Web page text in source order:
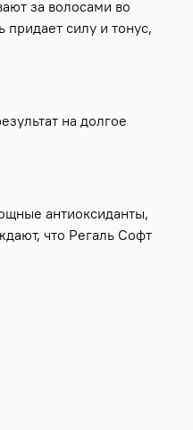
за волосами во
силу и тонус,
на долгое
антиоксиданты,
что Регаль Софт